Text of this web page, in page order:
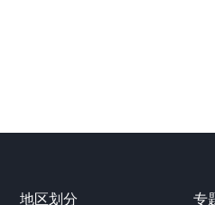
地区划分 专